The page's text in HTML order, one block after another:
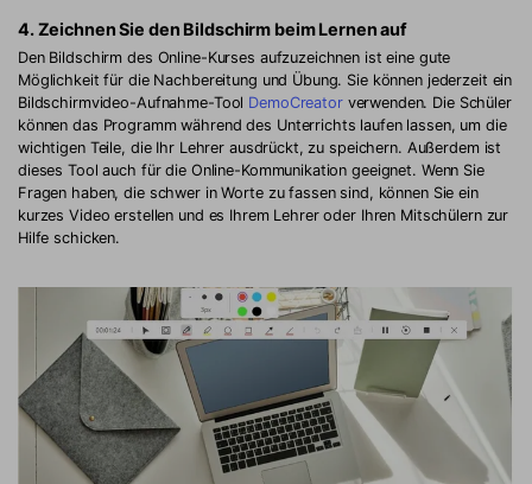
4. Zeichnen Sie den Bildschirm beim Lernen auf
Den Bildschirm des Online-Kurses aufzuzeichnen ist eine gute
Möglichkeit für die Nachbereitung und Übung. Sie können jederzeit ein
Bildschirmvideo-Aufnahme-Tool DemoCreatorverwenden. Die Schüler
können das Programm während des Unterrichts laufen lassen, um die
wichtigen Teile, die Ihr Lehrer ausdrückt, zu speichern. Außerdem ist
dieses Tool auch für die Online-Kommunikation geeignet. Wenn Sie
Fragen haben, die schwer in Worte zu fassen sind, können Sie ein
kurzes Video erstellen und es Ihrem Lehrer oder Ihren Mitschülern zur
Hilfe schicken.